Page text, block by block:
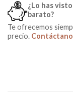
¿Lo has
barato?
Te ofrecemos
precio.